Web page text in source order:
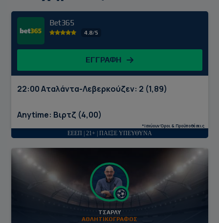
Bet365
4.8/5
ΕΓΓΡΑΦΗ
22:00 Αταλάντα-Λεβερκούζεν: 2 (1,89)
Anytime: Βιρτζ (4,00)
*Ισχύουν Όροι & Προϋποθέσεις
ΕΕΕΠ | 21+ | ΠΑΙΞΕ ΥΠΕΥΘΥΝΑ
ΤΣΑΡΛΥ
ΑΘΛΗΤΙΚΟΓΡΑΦΟΣ